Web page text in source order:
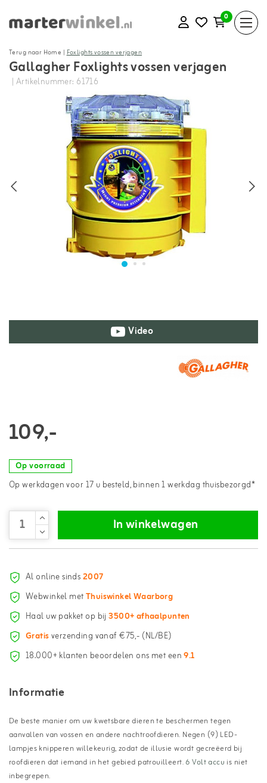
0
Terug naar Home |Foxlights vossen verjagen
Gallagher Foxlights vossen verjagen
| Artikelnummer: 61716
Video
109,-
Op voorraad
Op werkdagen voor 17 u besteld, binnen 1 werkdag thuisbezorgd*
In winkelwagen
Al online sinds2007
Webwinkel metThuiswinkel Waarborg
Haal uw pakket op bij3500+ afhaalpunten
Gratisverzending vanaf €75,- (NL/BE)
18.000+ klanten beoordelen ons met een9.1
Informatie
De beste manier om uw kwetsbare dieren te beschermen tegen
aanvallen van vossen en andere nachtroofdieren. Negen (9) LED-
lampjes knipperen willekeurig, zodat de illusie wordt gecreëerd bij
roofdieren dat iemand in het gebied patrouilleert.6 Volt accu is niet
inbegrepen.